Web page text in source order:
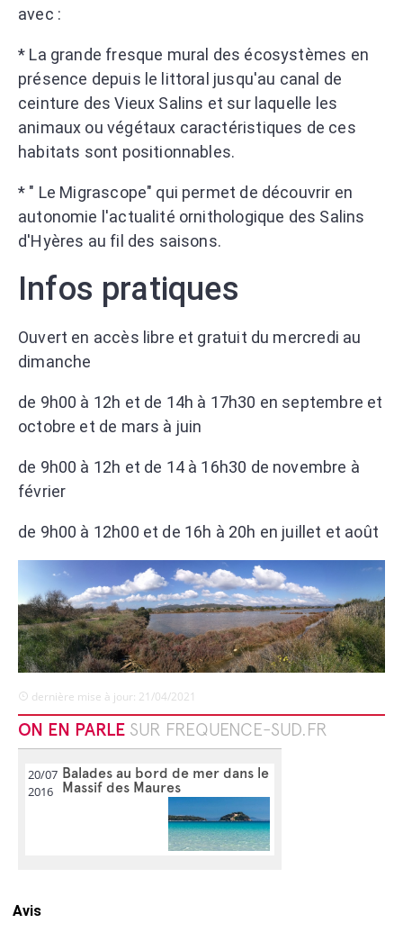
avec :
* La grande fresque mural des écosystèmes en
présence depuis le littoral jusqu'au canal de
ceinture des Vieux Salins et sur laquelle les
animaux ou végétaux caractéristiques de ces
habitats sont positionnables.
* " Le Migrascope" qui permet de découvrir en
autonomie l'actualité ornithologique des Salins
d'Hyères au fil des saisons.
Infos pratiques
Ouvert en accès libre et gratuit du mercredi au
dimanche
de 9h00 à 12h et de 14h à 17h30 en septembre et
octobre et de mars à juin
de 9h00 à 12h et de 14 à 16h30 de novembre à
février
de 9h00 à 12h00 et de 16h à 20h en juillet et août
dernière mise à jour: 21/04/2021
ON EN PARLE SUR FREQUENCE-SUD.FR
20/07
2016
Balades au bord de mer dans le
Massif des Maures
Avis